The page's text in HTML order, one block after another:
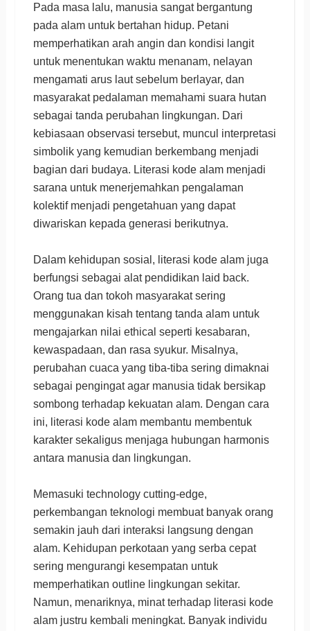
Pada masa lalu, manusia sangat bergantung
pada alam untuk bertahan hidup. Petani
memperhatikan arah angin dan kondisi langit
untuk menentukan waktu menanam, nelayan
mengamati arus laut sebelum berlayar, dan
masyarakat pedalaman memahami suara hutan
sebagai tanda perubahan lingkungan. Dari
kebiasaan observasi tersebut, muncul interpretasi
simbolik yang kemudian berkembang menjadi
bagian dari budaya. Literasi kode alam menjadi
sarana untuk menerjemahkan pengalaman
kolektif menjadi pengetahuan yang dapat
diwariskan kepada generasi berikutnya.
Dalam kehidupan sosial, literasi kode alam juga
berfungsi sebagai alat pendidikan laid back.
Orang tua dan tokoh masyarakat sering
menggunakan kisah tentang tanda alam untuk
mengajarkan nilai ethical seperti kesabaran,
kewaspadaan, dan rasa syukur. Misalnya,
perubahan cuaca yang tiba-tiba sering dimaknai
sebagai pengingat agar manusia tidak bersikap
sombong terhadap kekuatan alam. Dengan cara
ini, literasi kode alam membantu membentuk
karakter sekaligus menjaga hubungan harmonis
antara manusia dan lingkungan.
Memasuki technology cutting-edge,
perkembangan teknologi membuat banyak orang
semakin jauh dari interaksi langsung dengan
alam. Kehidupan perkotaan yang serba cepat
sering mengurangi kesempatan untuk
memperhatikan outline lingkungan sekitar.
Namun, menariknya, minat terhadap literasi kode
alam justru kembali meningkat. Banyak individu